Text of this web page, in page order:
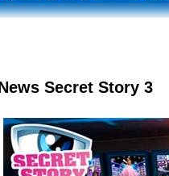
Secret Story 3